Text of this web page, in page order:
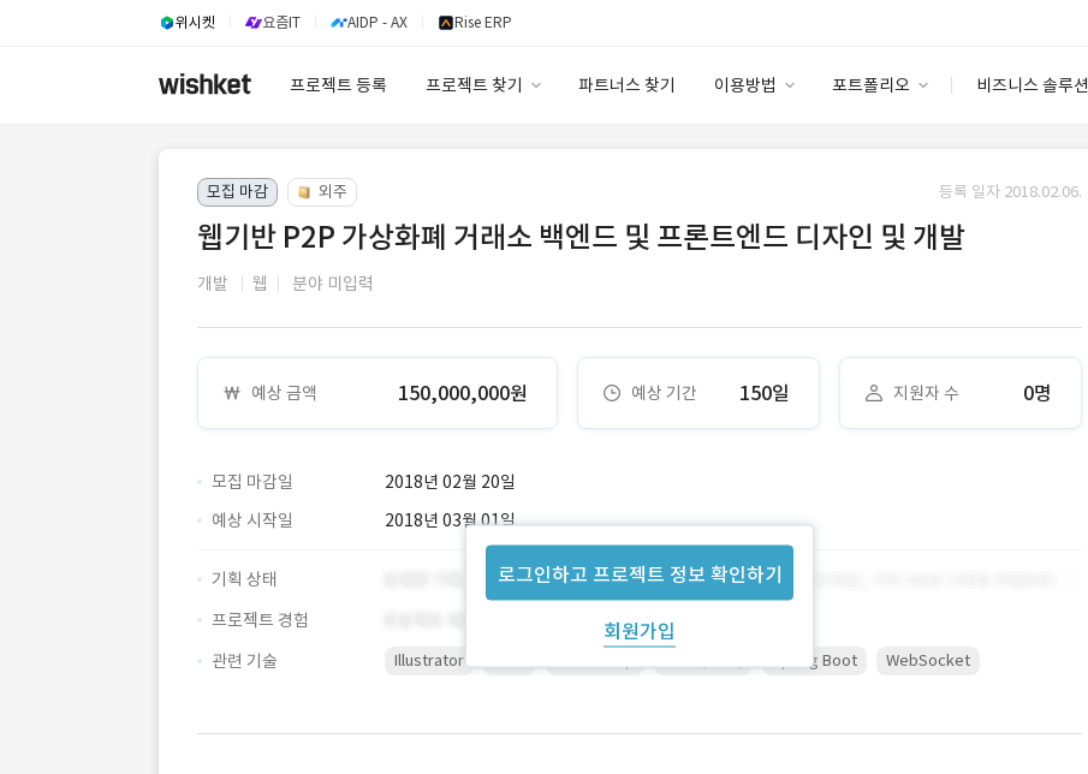
위시켓 요즘IT AIDP - AX Rise ERP
프로젝트 등록 프로젝트 찾기 파트너스 찾기 이용방법 포트폴리오 비즈니스 솔루션
이용요금
고객센터
안심 코드 케어
모집 마감 외주 등록 일자 2018.02.06.
웹기반 P2P 가상화폐 거래소 백엔드 및 프론트엔드 디자인 및 개발
개발 웹 분야 미입력
예상 금액 150,000,000원 예상 기간 150일 지원자 수 0명
모집 마감일 2018년 02월 20일
로그인하고 프로젝트 정보 확인하기
회원가입
예상 시작일 2018년 03월 01일
기획 상태
프로젝트 경험
관련 기술
Illustrator Spring Boot WebSocket